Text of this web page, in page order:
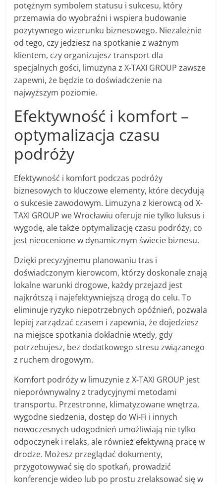
potężnym symbolem statusu i sukcesu, który
przemawia do wyobraźni i wspiera budowanie
pozytywnego wizerunku biznesowego. Niezależnie
od tego, czy jedziesz na spotkanie z ważnym
klientem, czy organizujesz transport dla
specjalnych gości, limuzyna z X-TAXI GROUP zawsze
zapewni, że będzie to doświadczenie na
najwyższym poziomie.
Efektywność i komfort –
optymalizacja czasu
podróży
Efektywność i komfort podczas podróży
biznesowych to kluczowe elementy, które decydują
o sukcesie zawodowym. Limuzyna z kierowcą od X-
TAXI GROUP we Wrocławiu oferuje nie tylko luksus i
wygodę, ale także optymalizację czasu podróży, co
jest nieocenione w dynamicznym świecie biznesu.
Dzięki precyzyjnemu planowaniu tras i
doświadczonym kierowcom, którzy doskonale znają
lokalne warunki drogowe, każdy przejazd jest
najkrótszą i najefektywniejszą drogą do celu. To
eliminuje ryzyko niepotrzebnych opóźnień, pozwala
lepiej zarządzać czasem i zapewnia, że dojedziesz
na miejsce spotkania dokładnie wtedy, gdy
potrzebujesz, bez dodatkowego stresu związanego
z ruchem drogowym.
Komfort podróży w limuzynie z X-TAXI GROUP jest
nieporównywalny z tradycyjnymi metodami
transportu. Przestronne, klimatyzowane wnętrza,
wygodne siedzenia, dostęp do Wi-Fi i innych
nowoczesnych udogodnień umożliwiają nie tylko
odpoczynek i relaks, ale również efektywną pracę w
drodze. Możesz przeglądać dokumenty,
przygotowywać się do spotkań, prowadzić
konferencje wideo lub po prostu zrelaksować się w